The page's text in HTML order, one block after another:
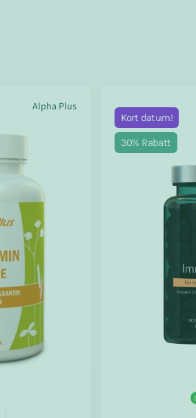
Alpha Plus
Kort datum!
30% Rabatt